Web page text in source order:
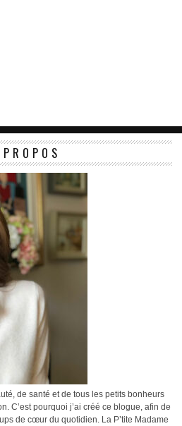
de santé et de tous les petits bonheurs
C’est pourquoi j’ai créé ce blogue, afin de
de cœur du quotidien. La P’tite Madame